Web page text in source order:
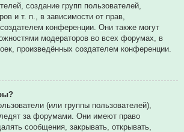
создание групп пользователей,
и т. п., в зависимости от прав,
конференции. Они также могут
модераторов во всех форумах, в
произведённых создателем конференции.
(или группы пользователей),
за форумами. Они имеют право
сообщения, закрывать, открывать,